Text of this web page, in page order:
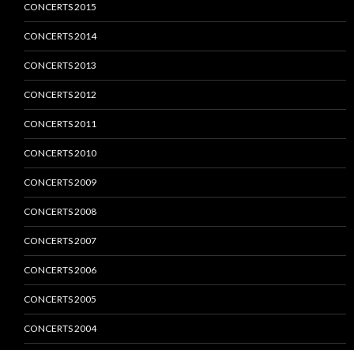
CONCERTS 2015
CONCERTS 2014
CONCERTS 2013
CONCERTS 2012
CONCERTS 2011
CONCERTS 2010
CONCERTS 2009
CONCERTS 2008
CONCERTS 2007
CONCERTS 2006
CONCERTS 2005
CONCERTS 2004